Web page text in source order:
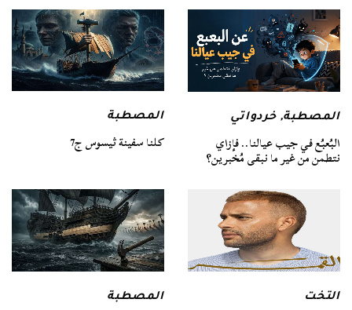
المصطبة,خردواتي
البُعبُع في جيب عيالنا.. فإزاي
نتطمن من غير ما نبقى مُخبرين؟
المصطبة
كلنا سفينة ثيسوس ج7
التخت المصطبة